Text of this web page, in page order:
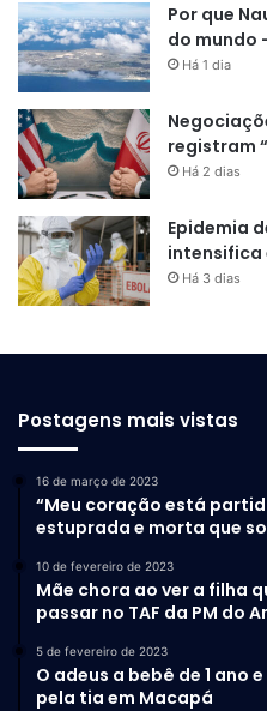
Por que
do mundo
Há 1 dia
registram
Há 2 dias
Epidemia
intensifica
Há 3 dias
Postagens mais vistas
16 de março de 2023
“Meu coração está
estuprada e morta que
10 de fevereiro de 2023
Mãe chora ao ver a filha
passar no TAF da PM do
5 de fevereiro de 2023
O adeus a bebê de 1 ano
pela tia em Macapá